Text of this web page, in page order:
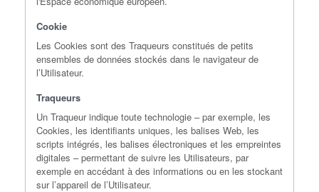
Cookie
Les Cookies sont des Traqueurs constitués de petits
ensembles de données stockés dans le navigateur de
l’Utilisateur.
Traqueurs
Un Traqueur indique toute technologie – par exemple, les
Cookies, les identifiants uniques, les balises Web, les
scripts intégrés, les balises électroniques et les empreintes
digitales – permettant de suivre les Utilisateurs, par
exemple en accédant à des informations ou en les stockant
sur l’appareil de l’Utilisateur.